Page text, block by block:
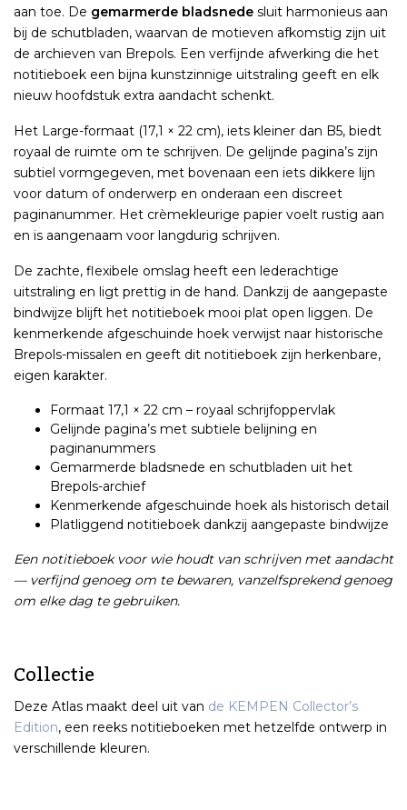
aan toe. De gemarmerde bladsnede sluit harmonieus aan
bij de schutbladen, waarvan de motieven afkomstig zijn uit
de archieven van Brepols. Een verfijnde afwerking die het
notitieboek een bijna kunstzinnige uitstraling geeft en elk
nieuw hoofdstuk extra aandacht schenkt.
Het Large-formaat (17,1 × 22 cm), iets kleiner dan B5, biedt
royaal de ruimte om te schrijven. De gelijnde pagina’s zijn
subtiel vormgegeven, met bovenaan een iets dikkere lijn
voor datum of onderwerp en onderaan een discreet
paginanummer. Het crèmekleurige papier voelt rustig aan
en is aangenaam voor langdurig schrijven.
De zachte, flexibele omslag heeft een lederachtige
uitstraling en ligt prettig in de hand. Dankzij de aangepaste
bindwijze blijft het notitieboek mooi plat open liggen. De
kenmerkende afgeschuinde hoek verwijst naar historische
Brepols-missalen en geeft dit notitieboek zijn herkenbare,
eigen karakter.
Formaat 17,1 × 22 cm – royaal schrijfoppervlak
Gelijnde pagina’s met subtiele belijning en
paginanummers
Gemarmerde bladsnede en schutbladen uit het
Brepols-archief
Kenmerkende afgeschuinde hoek als historisch detail
Platliggend notitieboek dankzij aangepaste bindwijze
Een notitieboek voor wie houdt van schrijven met aandacht
— verfijnd genoeg om te bewaren, vanzelfsprekend genoeg
om elke dag te gebruiken.
Collectie
Deze Atlas maakt deel uit van de KEMPEN Collector’s
Edition, een reeks notitieboeken met hetzelfde ontwerp in
verschillende kleuren.